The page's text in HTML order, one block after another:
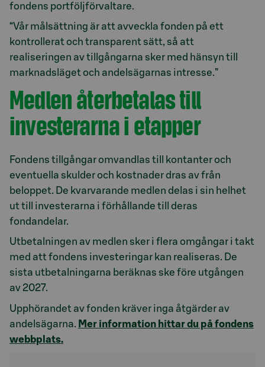
fondens portföljförvaltare.
“Vår målsättning är att avveckla fonden på ett
kontrollerat och transparent sätt, så att
realiseringen av tillgångarna sker med hänsyn till
marknadsläget och andelsägarnas intresse.”
Medlen återbetalas till
investerarna i etapper
Fondens tillgångar omvandlas till kontanter och
eventuella skulder och kostnader dras av från
beloppet. De kvarvarande medlen delas i sin helhet
ut till investerarna i förhållande till deras
fondandelar.
Utbetalningen av medlen sker i flera omgångar i takt
med att fondens investeringar kan realiseras. De
sista utbetalningarna beräknas ske före utgången
av 2027.
Upphörandet av fonden kräver inga åtgärder av
andelsägarna. Mer information hittar du på fondens
webbplats.